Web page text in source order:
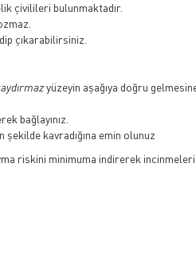
çivilileri bulunmaktadır.
çıkarabilirsiniz.
yüzeyin aşağıya doğru
bağlayınız.
şekilde kavradığına emin olunuz
riskini minimuma indirerek incinmeleri